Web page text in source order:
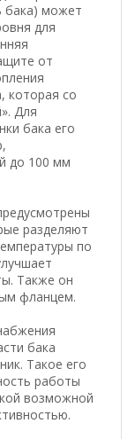
бака) может
для
от
которая со
Для
бака его
до 100 мм
разделяют
по
Также он
фланцем.
бака
Такое его
работы
возможной